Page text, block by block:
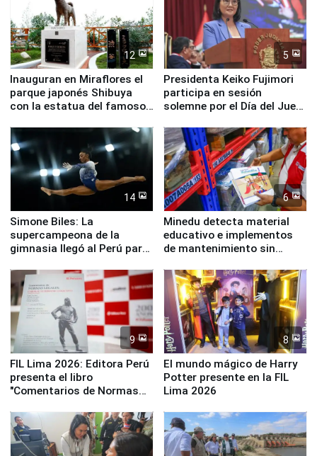
12
Inauguran en Miraflores el
parque japonés Shibuya
con la estatua del famoso
5
Presidenta Keiko Fujimori
participa en sesión
solemne por el Día del Juez
14
Simone Biles: La
supercampeona de la
gimnasia llegó al Perú para
Panamericanos Lima 2027
6
Minedu detecta material
educativo e implementos
de mantenimiento sin
la UGEL 2
9
FIL Lima 2026: Editora Perú
presenta el libro
"Comentarios de Normas
Derecho Colectivo"
8
El mundo mágico de Harry
Potter presente en la FIL
Lima 2026